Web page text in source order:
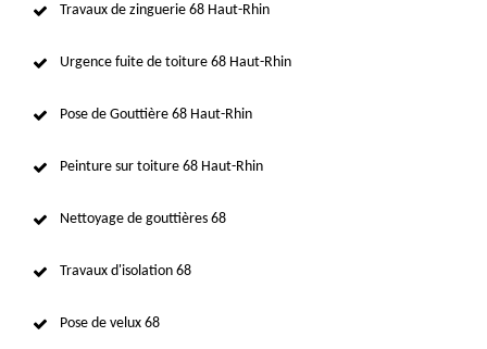
Travaux de zinguerie 68 Haut-Rhin
Urgence fuite de toiture 68 Haut-Rhin
Pose de Gouttière 68 Haut-Rhin
Peinture sur toiture 68 Haut-Rhin
Nettoyage de gouttières 68
Travaux d'isolation 68
Pose de velux 68